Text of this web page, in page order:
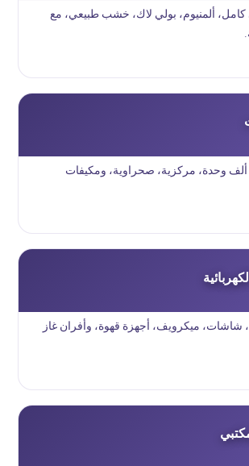
كامل، ألمنيوم، بولي لاك، خشب طبيعي، مع
سبليت 18/24/30 ألف وحدة، مركزية، صحراوية، ومكيفات
شاشات، ميكرويف، أجهزة قهوة، وأفران غاز